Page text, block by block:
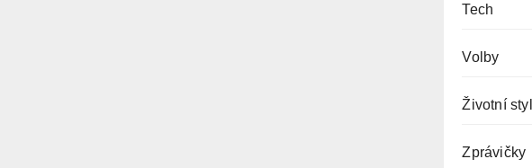
Tech
Volby
Životní styl
Zprávičky